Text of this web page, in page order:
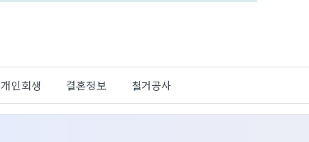
개인회생 결혼정보 철거공사